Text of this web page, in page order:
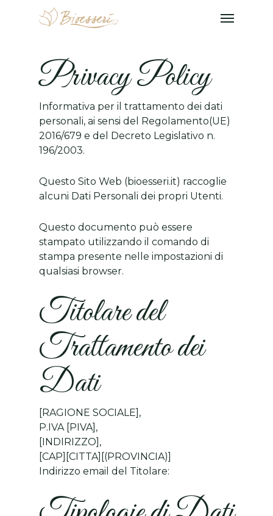
Privacy Policy
Informativa per il trattamento dei dati
personali, ai sensi del Regolamento(UE)
2016/679 e del Decreto Legislativo n.
196/2003.
Questo Sito Web (bioesseri.it) raccoglie
alcuni Dati Personali dei propri Utenti.
Questo documento può essere
stampato utilizzando il comando di
stampa presente nelle impostazioni di
qualsiasi browser.
Titolare del
Trattamento dei
Dati
[RAGIONE SOCIALE],
P.IVA [PIVA],
[INDIRIZZO],
[CAP][CITTA][(PROVINCIA)]
Indirizzo email del Titolare: